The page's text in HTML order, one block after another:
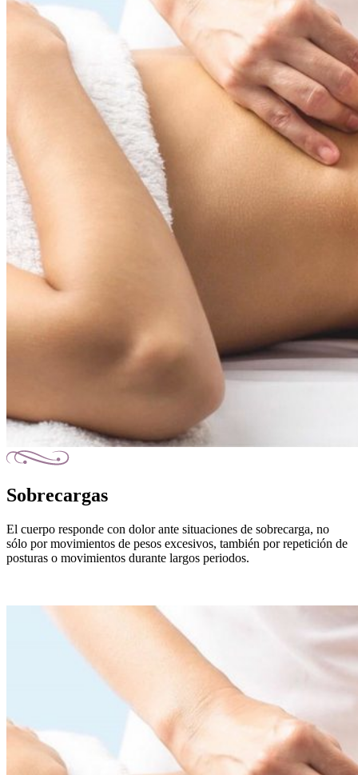
Sobrecargas
El cuerpo responde con dolor ante situaciones de sobrecarga, no
sólo por movimientos de pesos excesivos, también por repetición de
posturas o movimientos durante largos periodos.